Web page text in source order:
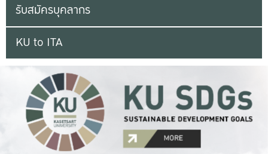
รับสมัครบุคลากร
KU to ITA